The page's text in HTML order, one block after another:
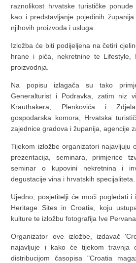
raznolikost hrvatske turističke
kao i predstavljanje pojedinih
njihovih proizvoda i usluga.
Izložba će biti podijeljena na četiri
hrane i pića, nekretnine te Lifestyle,
proizvodnja.
Na popisu izlagača su tako
Generalturist i Podravka, zatim niz
Krauthakera, Plenkovića i
gospodarska komora, Hrvatska
zajednice gradova i županija, agencije
Tijekom izložbe organizatori najavljuju
prezentacija, seminara, primjerice
seminar o kupovini nekretnina i
degustacije vina i hrvatskih specijaliteta.
Ujedno, posjetitelji će moći pogledati i
Heritage Sites in Croatia, koju
kulture te izložbu fotografija Ive
Organizator ove izložbe, izdavač
najavljuje i kako će tijekom travnja
distribucijom časopisa "Croatia